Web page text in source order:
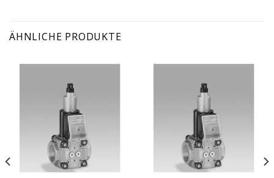
ÄHNLICHE PRODUKTE